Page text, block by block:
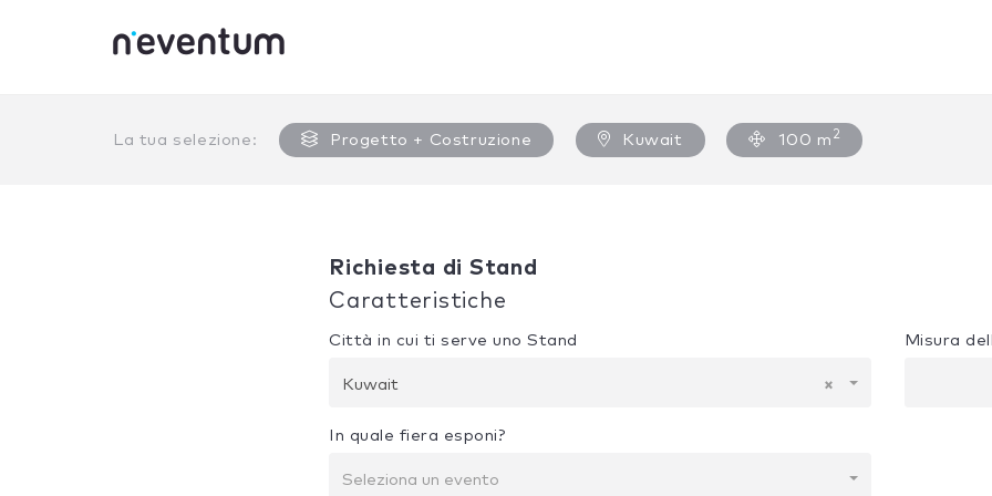
La tua selezione: Progetto + Costruzione Kuwait 100 m 2
Richiesta di Stand
Caratteristiche
Città in cui ti serve uno Stand
×
Kuwait
In quale fiera esponi?
Seleziona un evento
Misura